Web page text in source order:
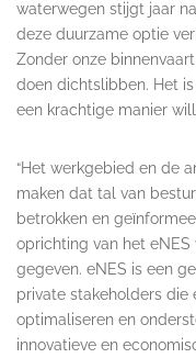
waterwegen stijgt jaar
deze duurzame optie
Zonder onze
doen dichtslibben. Het
een krachtige manier
“Het werkgebied en de
maken dat tal van
betrokken en
oprichting van het
gegeven. eNES is een
private stakeholders die
optimaliseren en
innovatieve en